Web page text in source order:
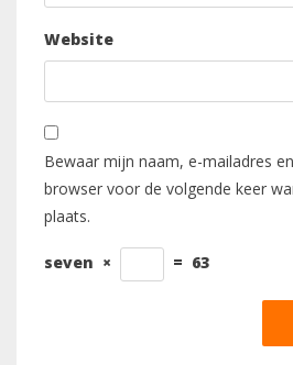
Website
Bewaar mijn naam, e-mailadres
browser voor de volgende keer
plaats.
seven × = 63